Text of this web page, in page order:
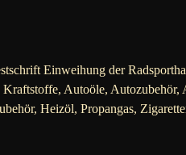
Einweihung der
Autoöle,
Heizöl, Propangas,